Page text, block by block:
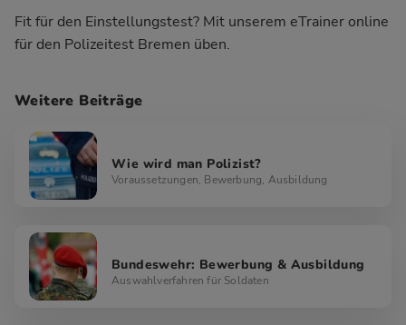
Fit für den Einstellungstest? Mit unserem eTrainer online
für den Polizeitest Bremen üben.
Weitere Beiträge
Wie wird man Polizist?
Voraussetzungen, Bewerbung, Ausbildung
Bundeswehr: Bewerbung & Ausbildung
Auswahlverfahren für Soldaten